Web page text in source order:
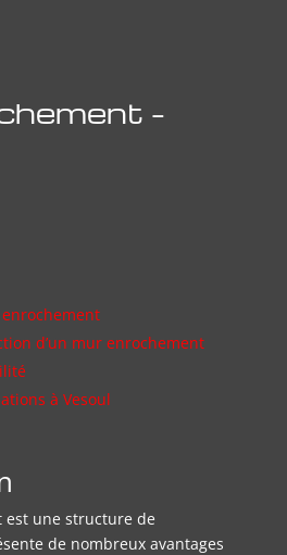
–
d’un mur enrochement
à Vesoul
est une structure de
de nombreux avantages